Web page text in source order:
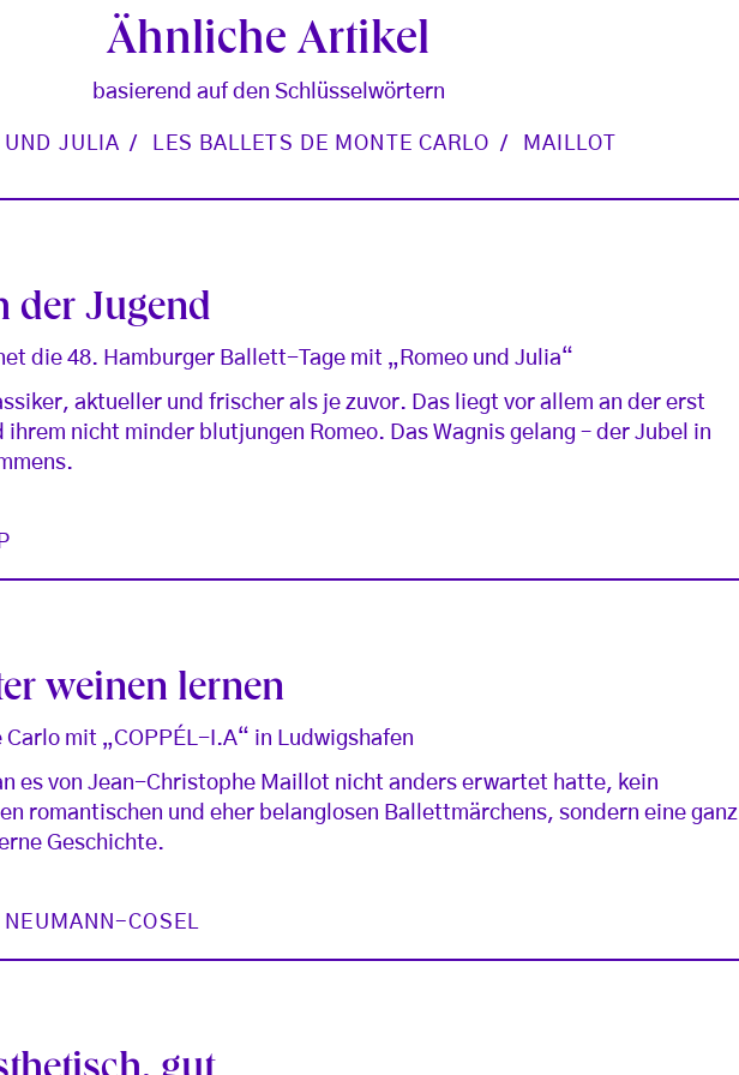
Ähnliche Artikel
basierend auf den Schlüsselwörtern
UND JULIA LES BALLETS DE MONTE CARLO MAILLOT
der Jugend
die 48. Hamburger Ballett-Tage mit „Romeo und Julia“
aktueller und frischer als je zuvor. Das liegt vor allem an der erst
nicht minder blutjungen Romeo. Das Wagnis gelang – der Jubel in
weinen lernen
mit „COPPÉL-I.A“ in Ludwigshafen
es von Jean-Christophe Maillot nicht anders erwartet hatte, kein
romantischen und eher belanglosen Ballettmärchens, sondern eine ganz
Geschichte.
COSEL